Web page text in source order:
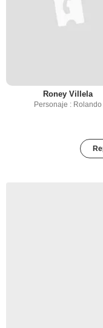
Roney Villela
Personaje : Rolando